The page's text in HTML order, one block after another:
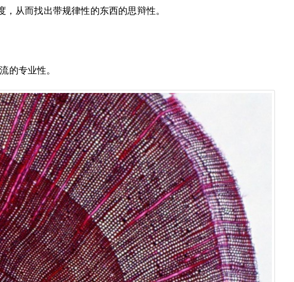
从而找出带规律性的东西的思辩性。
的专业性。